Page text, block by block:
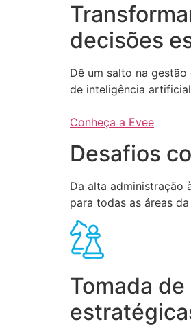
decisões
Dê um salto na
de inteligência
Conheça a Evee
Desafios
Da alta administração
para todas as áreas
Tomada